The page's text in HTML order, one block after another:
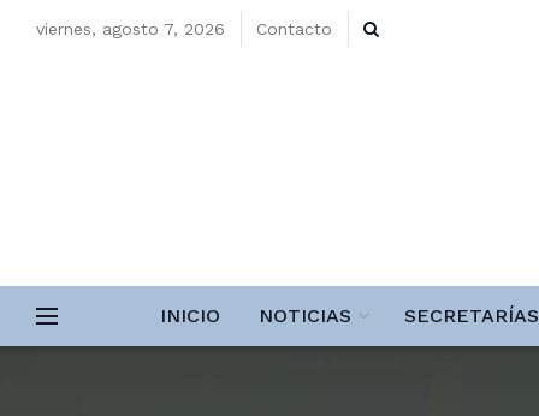
viernes, agosto 7, 2026 Contacto
INICIO NOTICIAS SECRETARÍAS